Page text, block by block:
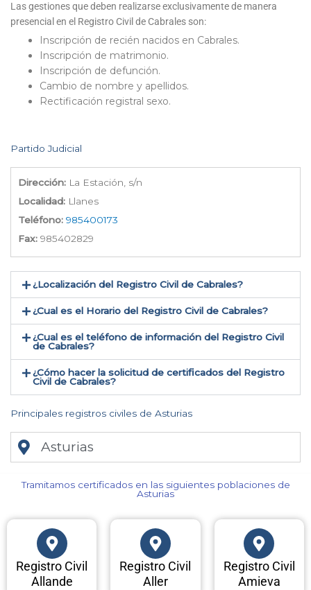
Las gestiones que deben realizarse exclusivamente de manera
presencial en el Registro Civil de Cabrales son:
Inscripción de recién nacidos en Cabrales.
Inscripción de matrimonio.
Inscripción de defunción.
Cambio de nombre y apellidos.
Rectificación registral sexo.
Partido Judicial
Dirección: La Estación, s/n
Localidad: Llanes
Teléfono: 985400173
Fax: 985402829
¿Localización del Registro Civil de Cabrales​?
¿Cual es el Horario del Registro Civil de Cabrales?
¿Cual es el teléfono de información del Registro Civil
de Cabrales​?
¿Cómo hacer la solicitud de certificados del Registro
Civil de Cabrales​?
Principales registros civiles de Asturias
Asturias
Tramitamos certificados en las siguientes poblaciones de
Asturias​
Registro Civil
Allande
Registro Civil
Aller
Registro Civil
Amieva